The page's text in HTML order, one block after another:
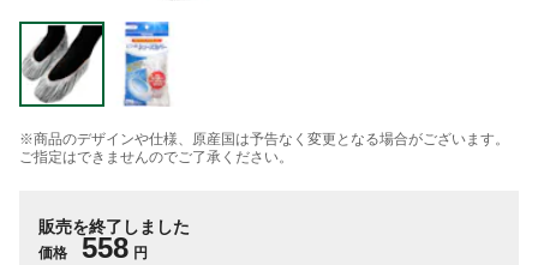
※商品のデザインや仕様、原産国は予告なく変更となる場合がございます。
ご指定はできませんのでご了承ください。
販売を終了しました
価格 558 円